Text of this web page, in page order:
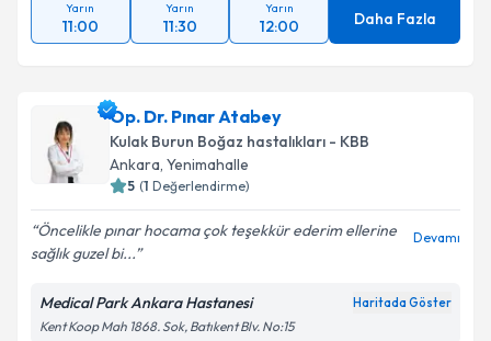
Yarın
11:00
Yarın
11:30
Yarın
12:00 Daha Fazla
Op. Dr. Pınar Atabey
Kulak Burun Boğaz hastalıkları - KBB
Ankara, Yenimahalle
5 (1 Değerlendirme)
Öncelikle pınar hocama çok teşekkür ederim ellerine
sağlık guzel bi...
Devamı
Medical Park Ankara Hastanesi Haritada Göster
Kent Koop Mah 1868. Sok, Batıkent Blv. No:15